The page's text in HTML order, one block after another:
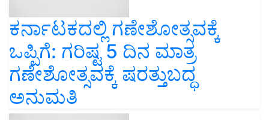
ಕರ್ನಾಟಕದಲ್ಲಿ ಗಣೇಶೋತ್ಸವಕ್ಕೆ
ಒಪ್ಪಿಗೆ: ಗರಿಷ್ಟ 5 ದಿನ ಮಾತ್ರ
ಗಣೇಶೋತ್ಸವಕ್ಕೆ ಷರತ್ತುಬದ್ಧ
ಅನುಮತಿ